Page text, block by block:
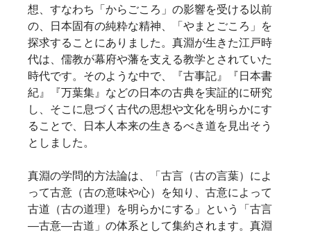
想、すなわち「からごころ」の影響を受ける以前
の、日本固有の純粋な精神、「やまとごころ」を
探求することにありました。真淵が生きた江戸時
代は、儒教が幕府や藩を支える教学とされていた
時代です。そのような中で、『古事記』『日本書
紀』『万葉集』などの日本の古典を実証的に研究
し、そこに息づく古代の思想や文化を明らかにす
ることで、日本人本来の生きるべき道を見出そう
としました。
真淵の学問的方法論は、「古言（古の言葉）によ
って古意（古の意味や心）を知り、古意によって
古道（古の道理）を明らかにする」という「古言
―古意―古道」の体系として集約されます。真淵